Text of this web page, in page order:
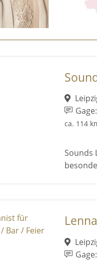
ca. 114
Sounds